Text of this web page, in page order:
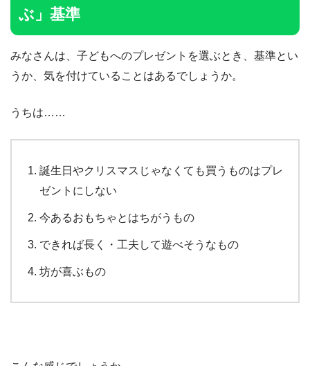
ぶ」基準
みなさんは、子どもへのプレゼントを選ぶとき、基準とい
うか、気を付けていることはあるでしょうか。
うちは……
誕生日やクリスマスじゃなくても買うものはプレ
ゼントにしない
今あるおもちゃとはちがうもの
できれば長く・工夫して遊べそうなもの
坊が喜ぶもの